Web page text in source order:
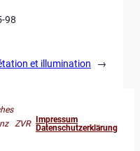
98
et illumination
→
ZVR
Impressum
Datenschutzerklärung